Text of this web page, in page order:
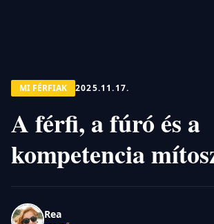
MI FÉRFIAK 2025.11.17.
A férfi, a fúró és a
kompetencia
Rea